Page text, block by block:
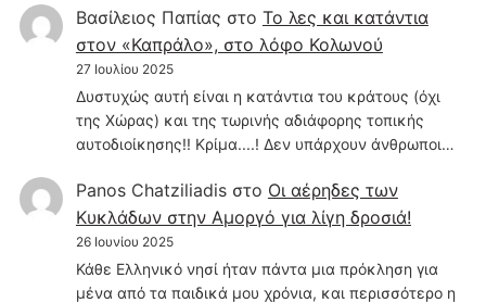
Βασίλειος Παπίας στο Το λες και κατάντια
στον «Καπράλο», στο λόφο Κολωνού
27 Ιουλίου 2025
Δυστυχώς αυτή είναι η κατάντια του κράτους (όχι
της Χώρας) και της τωρινής αδιάφορης τοπικής
αυτοδιοίκησης!! Κρίμα....! Δεν υπάρχουν άνθρωποι…
Panos Chatziliadisστο Οι αέρηδες των
Κυκλάδων στην Αμοργό για λίγη δροσιά!
26 Ιουνίου 2025
Κάθε Ελληνικό νησί ήταν πάντα μια πρόκληση για
μένα από τα παιδικά μου χρόνια, και περισσότερο η